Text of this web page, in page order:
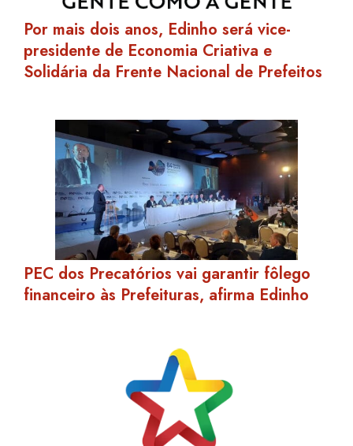
Por mais dois anos, Edinho será vice-
presidente de Economia Criativa e
Solidária da Frente Nacional de Prefeitos
PEC dos Precatórios vai garantir fôlego
financeiro às Prefeituras, afirma Edinho